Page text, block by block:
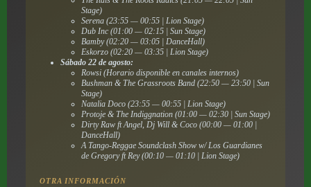
Stage)
Serena (23:55 — 00:55 | Lion Stage)
Dub Inc (01:00 — 02:15 | Sun Stage)
Bamby (02:20 — 03:05 | DanceHall)
Eskorzo (02:20 — 03:35 | Lion Stage)
Sábado 22 de agosto:
Rowsi (Horario disponible en canales internos)
Bushman & The Grassroots Band (22:50 — 23:50 | Sun
Stage)
Natalia Doco (23:55 — 00:55 | Lion Stage)
Protoje & The Indiggnation (01:00 — 02:30 | Sun Stage)
Dirty Raw ft Angel, Dj Will & Coco (00:00 — 01:00 |
DanceHall)
A Tango-Reggae Soundclash Show w/ Los Guardianes
de Gregory ft Rey (00:10 — 01:10 | Lion Stage)
OTRA INFORMACIÓN